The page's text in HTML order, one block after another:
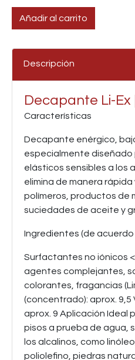
Añadir al carrito
Descripción
Decapante Li-Ex
Características
Decapante enérgico,
especialmente diseñado
elásticos sensibles a los
elimina de manera
polímeros, productos de
suciedades de aceite y
Ingredientes (de acuerdo
Surfactantes no iónicos <
agentes complejantes,
colorantes, fragancias
(concentrado): aprox. 9,5
aprox. 9 Aplicación Ideal
pisos a prueba de agua,
los alcalinos, como
poliolefino, piedras